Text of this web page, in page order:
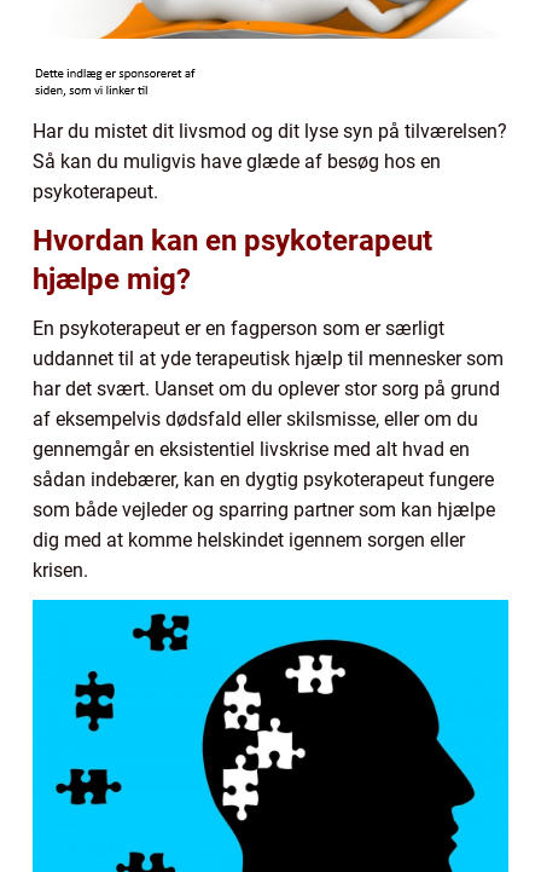
Har du mistet dit livsmod og dit lyse syn på tilværelsen?
Så kan du muligvis have glæde af besøg hos en
psykoterapeut.
Hvordan kan en psykoterapeut
hjælpe mig?
En psykoterapeut er en fagperson som er særligt
uddannet til at yde terapeutisk hjælp til mennesker som
har det svært. Uanset om du oplever stor sorg på grund
af eksempelvis dødsfald eller skilsmisse, eller om du
gennemgår en eksistentiel livskrise med alt hvad en
sådan indebærer, kan en dygtig psykoterapeut fungere
som både vejleder og sparring partner som kan hjælpe
dig med at komme helskindet igennem sorgen eller
krisen.